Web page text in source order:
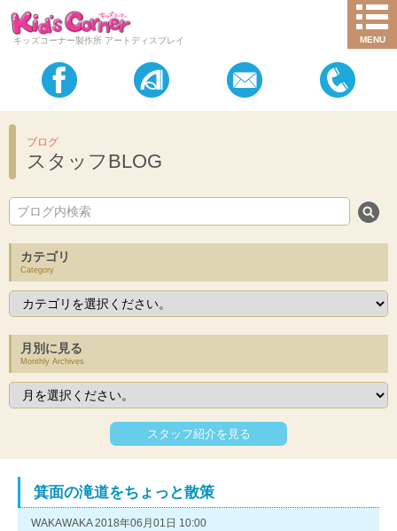
キッズコーナー製作所 アートディスプレイ MENU
ブログ
スタッフBLOG
カテゴリ
Category
月別に見る
Monthly Archives
スタッフ紹介を見る
箕面の滝道をちょっと散策
WAKAWAKA 2018年06月01日 10:00